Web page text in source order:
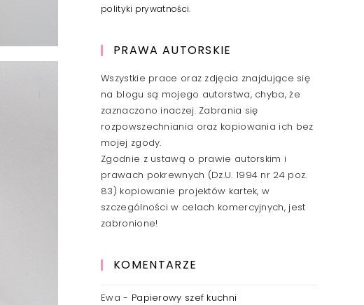
polityki prywatności.
PRAWA AUTORSKIE
Wszystkie prace oraz zdjęcia znajdujące się
na blogu są mojego autorstwa, chyba, że
zaznaczono inaczej. Zabrania się
rozpowszechniania oraz kopiowania ich bez
mojej zgody.
Zgodnie z ustawą o prawie autorskim i
prawach pokrewnych (Dz.U. 1994 nr 24 poz.
83) kopiowanie projektów kartek, w
szczególności w celach komercyjnych, jest
zabronione!
KOMENTARZE
Ewa - Papierowy szef kuchni